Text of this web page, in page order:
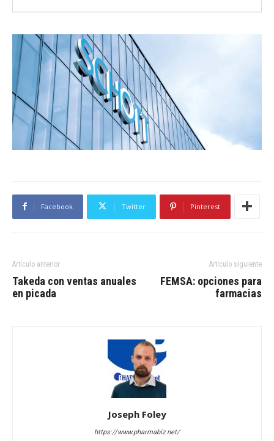
Facebook Twitter Pinterest
Artículo anterior
Takeda con ventas anuales
en picada
Artículo siguiente
FEMSA: opciones para
farmacias
Joseph Foley
https://www.pharmabiz.net/